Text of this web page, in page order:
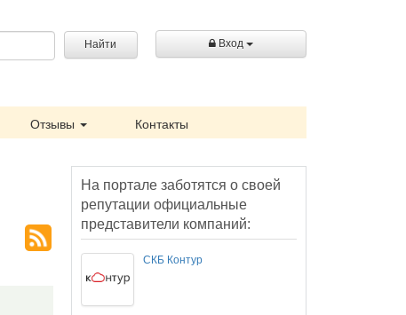
Найти Вход
Отзывы Контакты
На портале заботятся о своей
репутации официальные
представители компаний:
СКБ Контур